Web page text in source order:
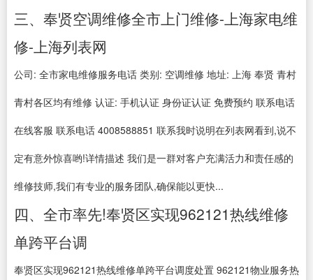
三、奉贤空调维修全市上门维修-上海家电维
修-上海列表网
公司: 全市家电维修服务电话 类别: 空调维修 地址: 上海 奉贤 青村
青村各区均有维修 认证: 手机认证 身份证认证 免费预约 联系电话
在线客服 联系电话 4008588851 联系我时说明在列表网看到,说不
定有意外惊喜哟!详情描述 我们是一群对客户充满活力和责任感的
维修技师,我们有专业的服务团队,确保能以更快...
四、全市率先!奉贤区实现962121热线维修
单跨平台调
奉贤区实现962121热线维修单跨平台调度处置 962121物业服务热